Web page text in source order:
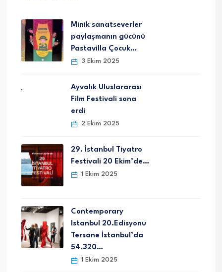
Minik sanatseverler
paylaşmanın gücünü
Pastavilla Çocuk…
3 Ekim 2025
Ayvalık Uluslararası
Film Festivali sona
erdi
2 Ekim 2025
29. İstanbul Tiyatro
Festivali 20 Ekim’de…
1 Ekim 2025
Contemporary
Istanbul 20.Edisyonu
Tersane İstanbul’da
54.320…
1 Ekim 2025